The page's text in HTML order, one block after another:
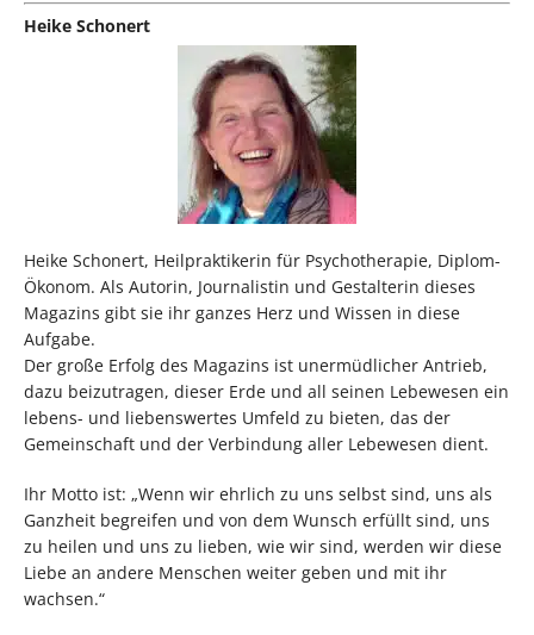
Heike Schonert
Heike Schonert, Heilpraktikerin für Psychotherapie, Diplom-
Ökonom. Als Autorin, Journalistin und Gestalterin dieses
Magazins gibt sie ihr ganzes Herz und Wissen in diese
Aufgabe.
Der große Erfolg des Magazins ist unermüdlicher Antrieb,
dazu beizutragen, dieser Erde und all seinen Lebewesen ein
lebens- und liebenswertes Umfeld zu bieten, das der
Gemeinschaft und der Verbindung aller Lebewesen dient.
Ihr Motto ist: „Wenn wir ehrlich zu uns selbst sind, uns als
Ganzheit begreifen und von dem Wunsch erfüllt sind, uns
zu heilen und uns zu lieben, wie wir sind, werden wir diese
Liebe an andere Menschen weiter geben und mit ihr
wachsen.“